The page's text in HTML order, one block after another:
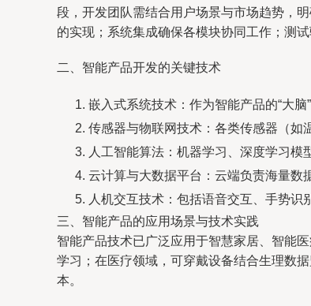
段，开发团队需结合用户场景与市场趋势，
的实现；系统集成确保各模块协同工作；测
二、智能产品开发的关键技术
嵌入式系统技术：作为智能产品的“大
传感器与物联网技术：各类传感器（如
人工智能算法：机器学习、深度学习模
云计算与大数据平台：云端负责海量数
人机交互技术：包括语音交互、手势识
三、智能产品的应用场景与技术实践
智能产品技术已广泛应用于智慧家居、智能
学习；在医疗领域，可穿戴设备结合生理数
本。